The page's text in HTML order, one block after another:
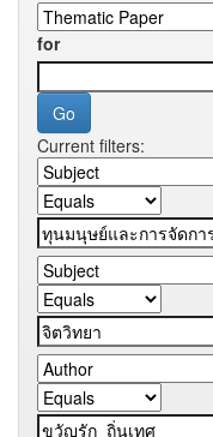
for
Current filters: